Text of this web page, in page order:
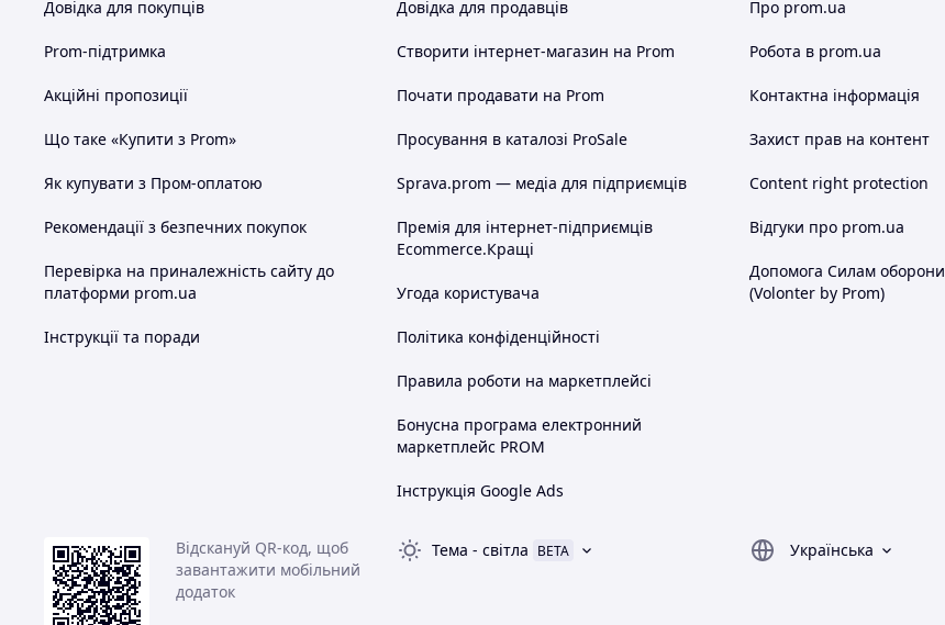
Довідка для покупців
Prom-підтримка
Акційні пропозиції
Що таке «Купити з Prom»
Як купувати з Пром-оплатою
Рекомендації з безпечних покупок
Перевірка на приналежність сайту до
платформи prom.ua
Інструкції та поради
Довідка для продавців
Створити інтернет-магазин на Prom
Почати продавати на Prom
Просування в каталозі ProSale
Sprava.prom — медіа для підприємців
Премія для інтернет-підприємців
Ecommerce.Кращі
Угода користувача
Політика конфіденційності
Правила роботи на маркетплейсі
Бонусна програма електронний
маркетплейс PROM
Інструкція Google Ads
Про prom.ua
Робота в prom.ua
Контактна інформація
Захист прав на контент
Content right protection
Відгуки про prom.ua
Допомога Силам оборони
(Volonter by Prom)
Відскануй QR-код, щоб
завантажити мобільний
додаток
Тема - світла BETA
Українська